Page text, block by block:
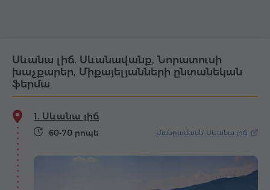
Սևանա լիճ, Սևանավանք, Նորատուսի
խաչքարեր, Միքայելյանների ընտանեկան
ֆերմա
1. Սևանա լիճ
60-70 րոպե Մանրամասն՝ Սևանա լիճ